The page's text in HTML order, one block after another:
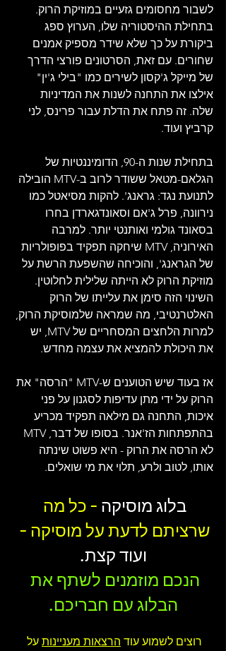
לשבור מחסומים גזעיים במוזיקת ה​​רוק.
בתחילת ההיסטוריה שלו, הערוץ ספג
ביקורת על כך שלא שידר מספיק אמנים
שחורים. עם זאת, הסרטונים פורצי הדרך
של מייקל ג'קסון לשירים כמו "בילי ג'ין"
אילצו את התחנה לשנות את המדיניות
שלה. זה פתח את הדלת עבור פרינס, לני
קרביץ ועוד.
בתחילת שנות ה-90, הדומיננטיות של
הגלאם-מטאל ששודר לרוב ב-MTV הובילה
לתנועת נגד: גראנג'. להקות מסיאטל כמו
נירוונה, פרל ג'אם וסאונדגארדן בחרו
בסאונד גולמי ואותנטי יותר. למרבה
האירוניה, MTV שיחקה תפקיד בפופולריות
של הגראנג', והוכיחה שהשפעת הרשת על
מוזיקת ​​הרוק לא הייתה שלילית לחלוטין.
השינוי הזה סימן את עלייתו של הרוק
האלטרנטיבי, מה שמראה שלמוסיקת הרוק,
למרות הלחצים המסחריים של MTV, יש
את היכולת להמציא את עצמה מחדש.
אז בעוד שיש הטוענים ש-MTV "הרסה" את
הרוק על ידי מתן עדיפות לסגנון על פני
איכות, התחנה גם מילאה תפקיד מכריע
לא הרסה את הרוק - היא פשוט שינתה
אותו, לטוב ולרע, תלוי את מי שואלים.
בלוג מוסיקה - כל מה
שרציתם לדעת על מוסיקה -
ועוד קצת.
הנכם מוזמנים לשתף את
הבלוג עם חבריכם.
רוצים לשמוע עוד הרצאות מעניינות על